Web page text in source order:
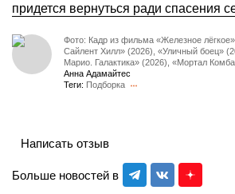
придется вернуться ради спасения
Фото: Кадр из фильма «Железное
Сайлент Хилл» (2026), «Уличный боец»
Марио. Галактика» (2026), «Мортал
Анна Адамайтес
Теги: Подборка
Больше новостей в
Написать отзыв